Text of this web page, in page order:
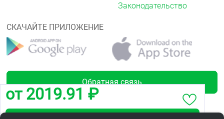
от 2019.91 ₽
Законодательство
СКАЧАЙТЕ ПРИЛОЖЕНИЕ
Обратная связь